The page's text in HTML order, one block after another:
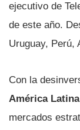
ejecutivo de
de este año.
Uruguay, Perú,
Con la
América
mercados